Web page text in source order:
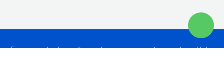
Em caso de divergência de preços no site, o valor válido